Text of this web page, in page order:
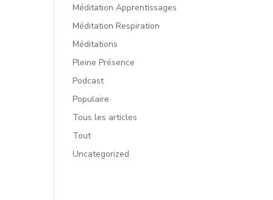
Méditation Apprentissages
Méditation Respiration
Méditations
Pleine Présence
Podcast
Populaire
Tous les articles
Tout
Uncategorized